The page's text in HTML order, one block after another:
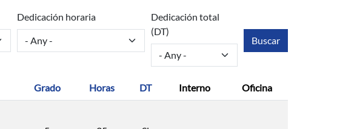
Dedicación horaria
Dedicación total
(DT)
Grado Horas DT Interno Oficina